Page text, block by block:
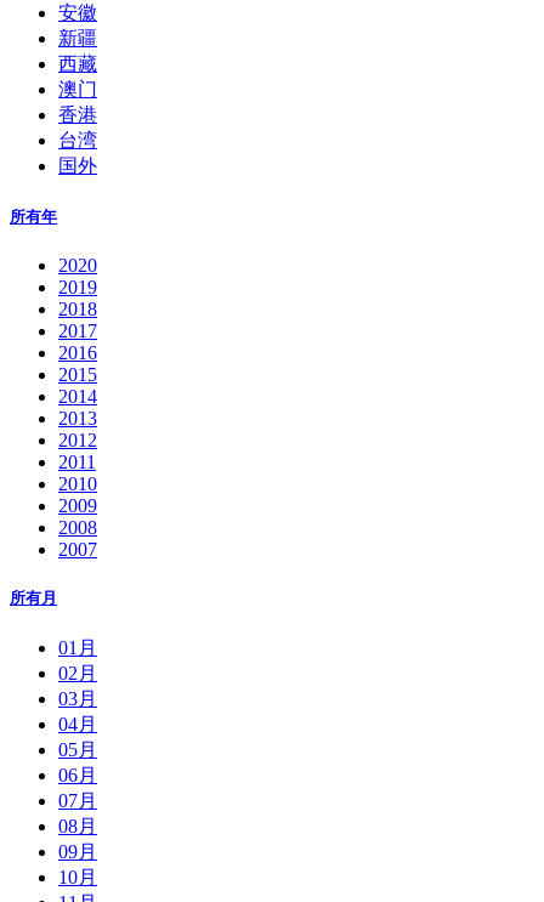
安徽
新疆
西藏
澳门
香港
台湾
国外
所有年
2020
2019
2018
2017
2016
2015
2014
2013
2012
2011
2010
2009
2008
2007
所有月
01月
02月
03月
04月
05月
06月
07月
08月
09月
10月